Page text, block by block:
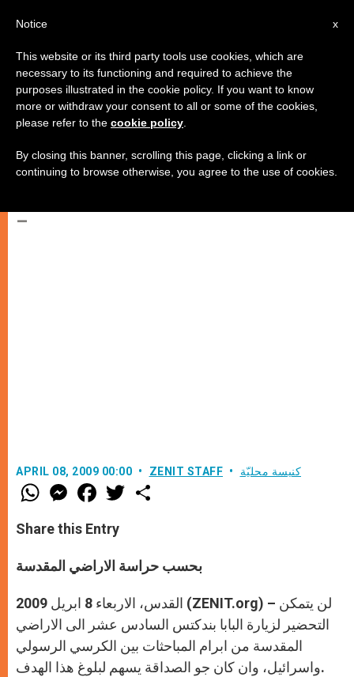
زيارة البابا ليست بهدف ابرام
الاتفاقيات بين الكرسي الرسولي
واسرائيل
–
APRIL 08, 2009 00:00 ZENIT STAFF كنيسة محليّة
W
h
t
s
p
p
M
e
s
e
e
F
a
e
b
o
k
w
Share this Entry
بحسب حراسة الاراضي المقدسة
القدس، الاربعاء 8 ابريل 2009 (ZENIT.org) – لن يتمكن
التحضير لزيارة البابا بندكتس السادس عشر الى الاراضي
المقدسة من ابرام المباحثات بين الكرسي الرسولي
واسرائيل، وان كان جو الصداقة يسهم لبلوغ هذا الهدف.
x
Notice
This website or its third party tools use cookies, which are
necessary to its functioning and required to achieve the
purposes illustrated in the cookie policy. If you want to know
more or withdraw your consent to all or some of the cookies,
please refer to the cookie policy
By closing this banner, scrolling this page, clicking a link or
continuing to browse otherwise, you agree to the use of cookies.